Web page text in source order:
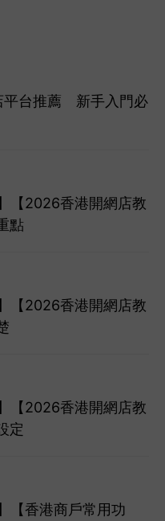
台推薦 新手入門必
【2026香港開網店教
點
【2026香港開網店教
【2026香港開網店教
定
【香港商戶常用功